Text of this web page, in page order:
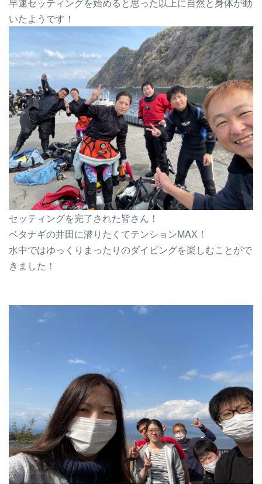
早速セッティングを始めると思った以上に自然と身体が動
いたようです！
セッティングを完了された皆さん！
ベタナギの井田に潜りたくてテンションMAX！
水中ではゆっくりまったりのダイビングを楽しむことがで
きました！